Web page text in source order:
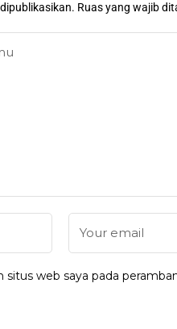
Ruas yang wajib
situs web saya pada